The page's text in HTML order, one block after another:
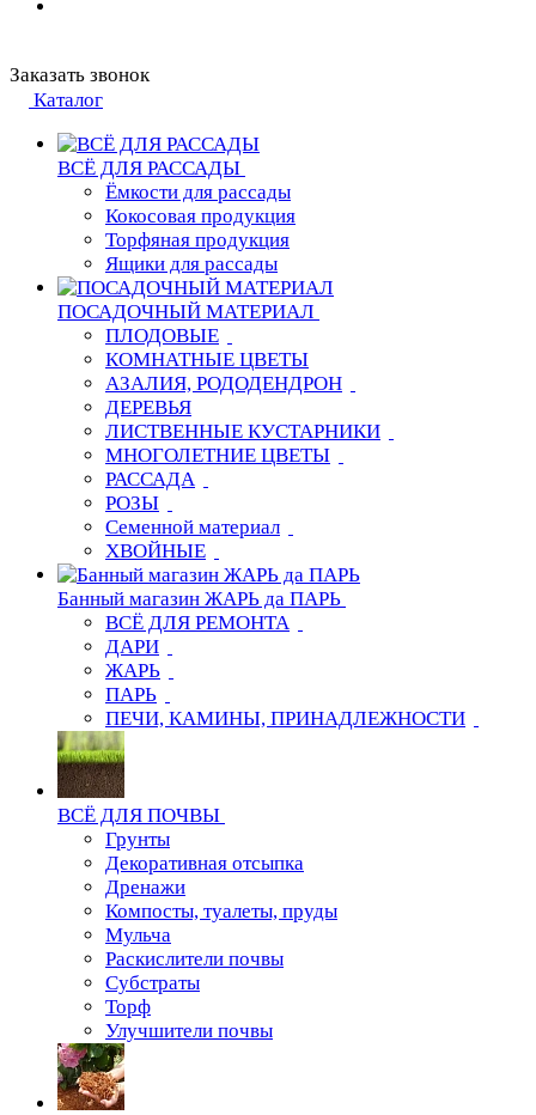
Заказать звонок
Каталог
ВСЁ ДЛЯ РАССАДЫ
Ёмкости для рассады
Кокосовая продукция
Торфяная продукция
Ящики для рассады
ПОСАДОЧНЫЙ МАТЕРИАЛ
ПЛОДОВЫЕ
КОМНАТНЫЕ ЦВЕТЫ
АЗАЛИЯ, РОДОДЕНДРОН
ДЕРЕВЬЯ
ЛИСТВЕННЫЕ КУСТАРНИКИ
МНОГОЛЕТНИЕ ЦВЕТЫ
РАССАДА
РОЗЫ
Семенной материал
ХВОЙНЫЕ
Банный магазин ЖАРЬ да ПАРЬ
ВСЁ ДЛЯ РЕМОНТА
ДАРИ
ЖАРЬ
ПАРЬ
ПЕЧИ, КАМИНЫ, ПРИНАДЛЕЖНОСТИ
ВСЁ ДЛЯ ПОЧВЫ
Грунты
Декоративная отсыпка
Дренажи
Компосты, туалеты, пруды
Мульча
Раскислители почвы
Субстраты
Торф
Улучшители почвы